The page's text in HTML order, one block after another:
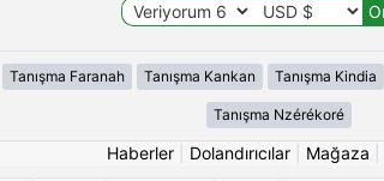
Tanışma Faranah Tanışma Kankan Tanışma Kindia
Tanışma Nzérékoré
Haberler Dolandırıcılar Mağaza